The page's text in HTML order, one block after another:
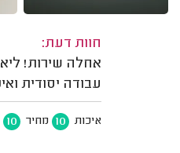
חוות דעת:
אחלה שירות!
עבודה יסודית
איכות 10 מחיר 10